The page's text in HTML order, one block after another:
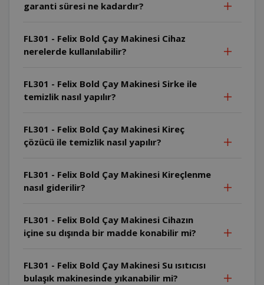
garanti süresi ne kadardır?
FL301 - Felix Bold Çay Makinesi Cihaz
nerelerde kullanılabilir?
FL301 - Felix Bold Çay Makinesi Sirke ile
temizlik nasıl yapılır?
FL301 - Felix Bold Çay Makinesi Kireç
çözücü ile temizlik nasıl yapılır?
FL301 - Felix Bold Çay Makinesi Kireçlenme
nasıl giderilir?
FL301 - Felix Bold Çay Makinesi Cihazın
içine su dışında bir madde konabilir mi?
FL301 - Felix Bold Çay Makinesi Su ısıtıcısı
bulaşık makinesinde yıkanabilir mi?